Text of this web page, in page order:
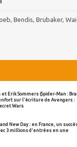
Bendis, Brubaker,
Erik Sommers (Spider-Man :
sur l'écriture de Avengers :
Wars
New Day : en France, un
3 millions d'entrées en une